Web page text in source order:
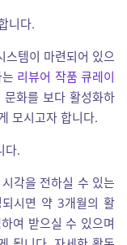
니다.
스템이 마련되어 있으
리뷰어 작품 큐레이
화를 보다 활성화하
모시고자 합니다.
다.
각을 전하실 수 있는
시면 약 3개월의 활
여 받으실 수 있으며